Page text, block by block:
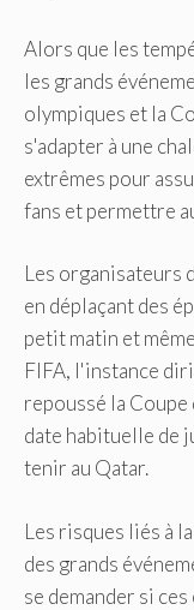
Alors que les
les grands
olympiques et la
s'adapter à une
extrêmes pour
fans et permettre
Les organisateurs
en déplaçant des
petit matin et
FIFA, l'instance
repoussé la Coupe
date habituelle de
tenir au Qatar.
Les risques liés à
des grands
se demander si